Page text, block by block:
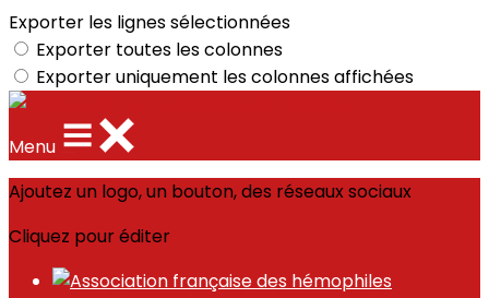
Exporter les lignes sélectionnées
Exporter toutes les colonnes
Exporter uniquement les colonnes affichées
Menu
Ajoutez un logo, un bouton, des réseaux sociaux
Cliquez pour éditer